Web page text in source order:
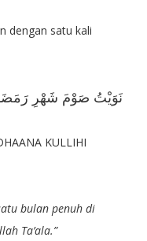
dengan satu kali
نَوَيْتُ صَوْمَ شَهْرِ
KULLIHI
bulan penuh di
Ta’ala.”